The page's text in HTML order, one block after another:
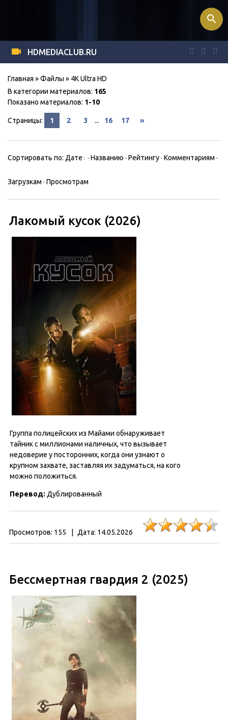
HDMEDIACLUB.RU
search
Главная »Файлы » 4K Ultra HD
В категории материалов: 165
Показано материалов: 1-10
Страницы: 1 2 3 ... 16 17 »
Сортировать по: Дате · Названию · Рейтингу· Комментариям ·
Загрузкам · Просмотрам
Лакомый кусок (2026)
Группа полицейских из Майами обнаруживает
тайник с миллионами наличных, что вызывает
недоверие у посторонних, когда они узнают о
крупном захвате, заставляя их задуматься, на кого
можно положиться.
Перевод: Дублированный
Просмотров: 155 Дата: 14.05.2026
Бессмертная гвардия 2 (2025)